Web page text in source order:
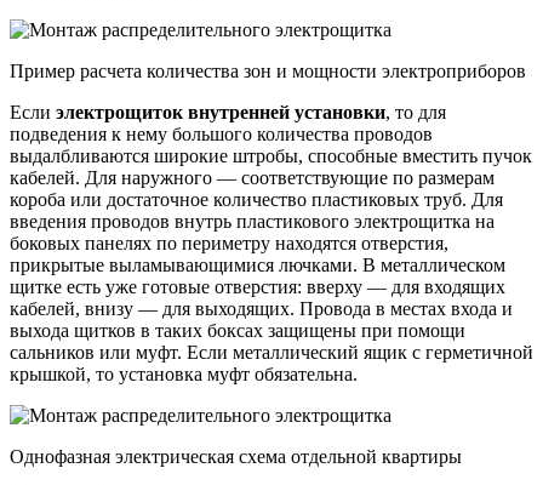
Пример расчета количества зон и мощности электроприборов
Если электрощиток внутренней установки, то для
подведения к нему большого количества проводов
выдалбливаются широкие штробы, способные вместить пучок
кабелей. Для наружного — соответствующие по размерам
короба или достаточное количество пластиковых труб. Для
введения проводов внутрь пластикового электрощитка на
боковых панелях по периметру находятся отверстия,
прикрытые выламывающимися лючками. В металлическом
щитке есть уже готовые отверстия: вверху — для входящих
кабелей, внизу — для выходящих. Провода в местах входа и
выхода щитков в таких боксах защищены при помощи
сальников или муфт. Если металлический ящик с герметичной
крышкой, то установка муфт обязательна.
Однофазная электрическая схема отдельной квартиры